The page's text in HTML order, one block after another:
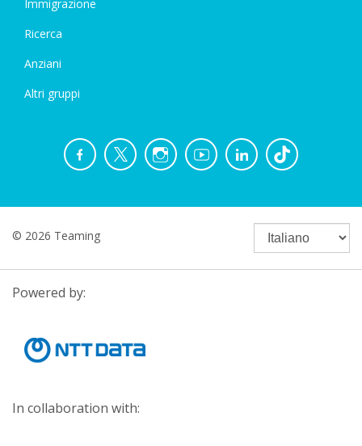
Immigrazione
Ricerca
Anziani
Altri gruppi
© 2026 Teaming
Powered by:
In collaboration with: